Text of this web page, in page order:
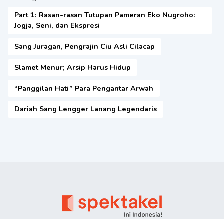
Part 1: Rasan-rasan Tutupan Pameran Eko Nugroho:
Jogja, Seni, dan Ekspresi
Sang Juragan, Pengrajin Ciu Asli Cilacap
Slamet Menur; Arsip Harus Hidup
“Panggilan Hati” Para Pengantar Arwah
Dariah Sang Lengger Lanang Legendaris